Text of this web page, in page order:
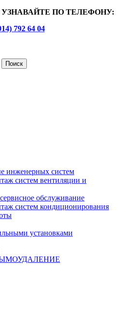
ПО ТЕЛЕФОНУ:
792 64 04
Поиск
инженерных систем
систем вентиляции и
обслуживание
систем кондиционирования
установками